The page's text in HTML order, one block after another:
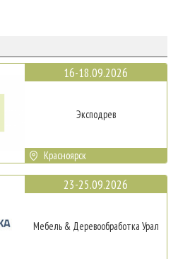
16-18.09.2026
Эксподрев
Красноярск
23-25.09.2026
Мебель & Деревообработка Урал